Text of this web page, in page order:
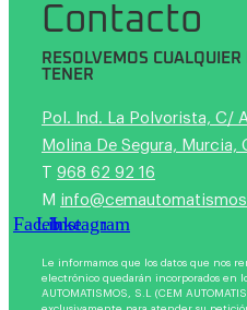
Contacto
RESOLVEMOS
TENER
Pol. Ind. La Polvorista, C/
Molina De Segura, Murcia,
968 62 92 16
M
Facebook
Linkedin
Instagram
Le informamos que los datos que nos
electrónico quedarán incorporados en
AUTOMATISMOS, S.L (CEM